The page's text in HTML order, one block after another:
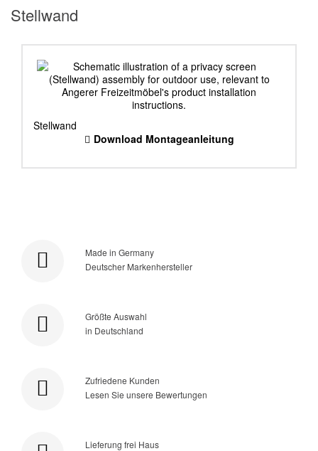
Stellwand
Stellwand
Download Montageanleitung
Made in Germany
Deutscher Markenhersteller
Größte Auswahl
in Deutschland
Zufriedene Kunden
Lesen Sie unsere Bewertungen
Lieferung frei Haus